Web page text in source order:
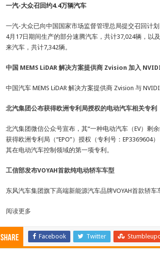
一汽-大众召回约4.4万辆汽车
一汽-大众已向中国国家市场监督管理总局提交召回计
4月17日期间生产的部分速腾汽车，共计37,024辆，以
来汽车，共计7,342辆。
中国 MEMS LiDAR 解决方案提供商 Zvision 加入
中国汽车 MEMS LiDAR 解决方案提供商 Zvision 与
北汽集团公布获得欧洲专利局授权的电动汽车相关专利
北汽集团微信公众号宣布，其“一种电动汽车（EV）剩
获得欧洲专利局（“EPO”）授权（专利号：
其在电动汽车控制领域的第一项专利。
工信部发布VOYAH首款纯电动轿车车型
东风汽车集团旗下高端新能源汽车品牌VOYAH首款轿车
阅读更多
Share Facebook Twitter